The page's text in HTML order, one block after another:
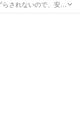
されないので、安
まけで筆セットもお